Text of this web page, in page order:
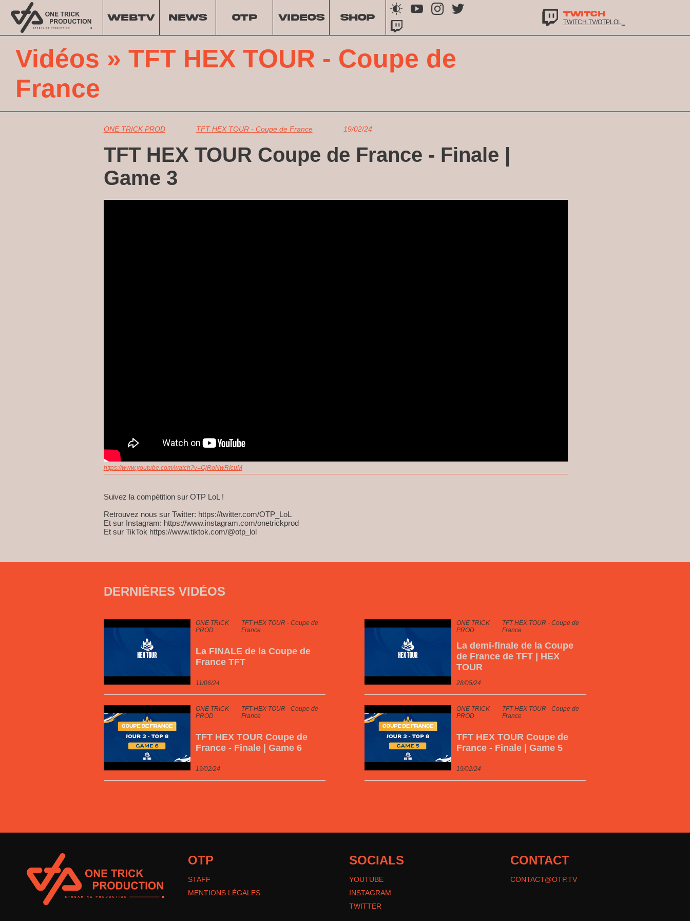
WEBTV NEWS OTP VIDEOS SHOP TWITCH
TWITCH.TV/OTPLOL_
Vidéos » TFT HEX TOUR - Coupe de
France
ONE TRICK PROD TFT HEX TOUR - Coupe de France 19/02/24
TFT HEX TOUR Coupe de France - Finale |
Game 3
https://www.youtube.com/watch?v=OjRoNwRIcuM
Suivez la compétition sur OTP LoL !
Retrouvez nous sur Twitter: https://twitter.com/OTP_LoL
Et sur Instagram: https://www.instagram.com/onetrickprod
Et sur TikTok https://www.tiktok.com/@otp_lol
DERNIÈRES VIDÉOS
ONE TRICK
PROD
TFT HEX TOUR - Coupe de
France
La FINALE de la Coupe de
France TFT
11/06/24
ONE TRICK
PROD
TFT HEX TOUR - Coupe de
France
La demi-finale de la Coupe
de France de TFT | HEX
TOUR
28/05/24
ONE TRICK
PROD
TFT HEX TOUR - Coupe de
France
TFT HEX TOUR Coupe de
France - Finale | Game 6
19/02/24
ONE TRICK
PROD
TFT HEX TOUR - Coupe de
France
TFT HEX TOUR Coupe de
France - Finale | Game 5
19/02/24
OTP
STAFF
MENTIONS LÉGALES
SOCIALS
YOUTUBE
INSTAGRAM
TWITTER
CONTACT
CONTACT@OTP.TV